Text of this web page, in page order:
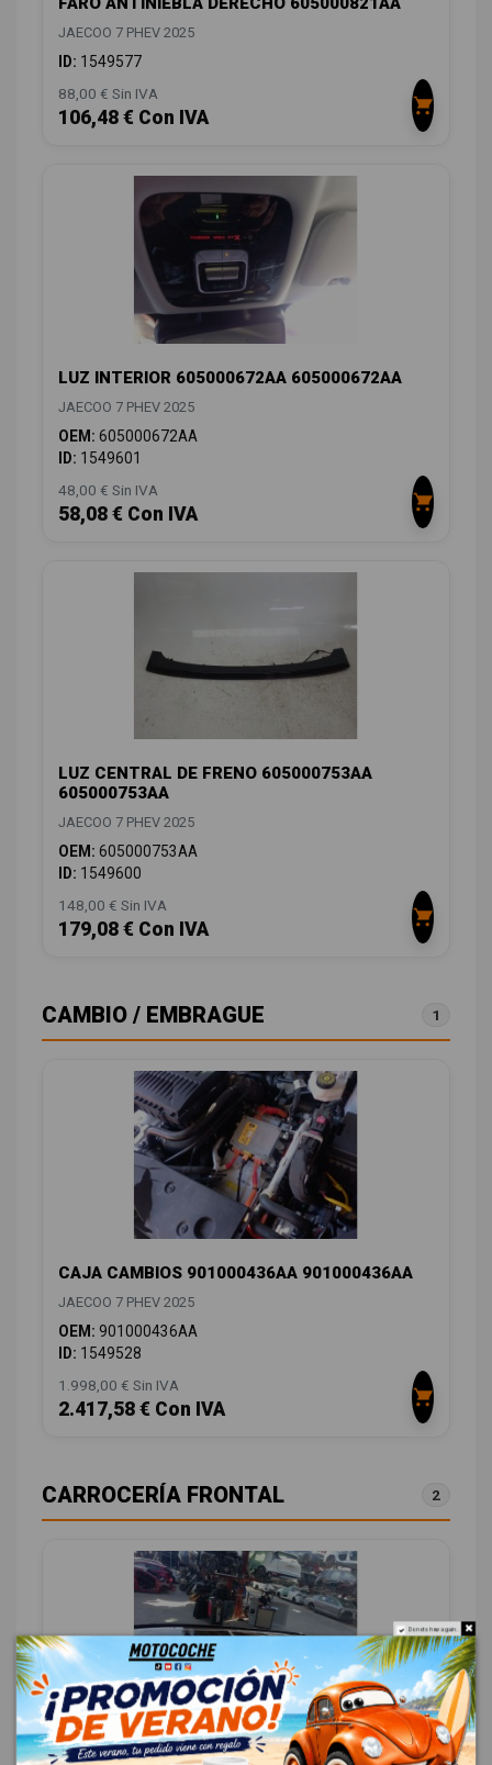
JAECOO 7 PHEV 2025
ID: 1549577
88,00 € Sin IVA
106,48 € Con IVA
LUZ INTERIOR 605000672AA 605000672AA
JAECOO 7 PHEV 2025
OEM: 605000672AA
ID: 1549601
48,00 € Sin IVA
58,08 € Con IVA
LUZ CENTRAL DE FRENO 605000753AA
605000753AA
JAECOO 7 PHEV 2025
OEM: 605000753AA
ID: 1549600
148,00 € Sin IVA
179,08 € Con IVA
CAMBIO / EMBRAGUE 1
CAJA CAMBIOS 901000436AA 901000436AA
JAECOO 7 PHEV 2025
OEM: 901000436AA
ID: 1549528
1.998,00 € Sin IVA
2.417,58 € Con IVA
CARROCERÍA FRONTAL 2
TECHO ELECTRICO 603000367AA
Do not show again.